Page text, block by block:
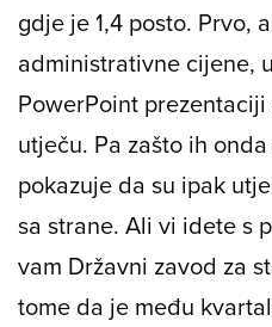
gdje je 1,4 posto. Prvo,
administrativne cijene,
PowerPoint
utječu. Pa zašto ih
pokazuje da su ipak
sa strane. Ali vi idete s
vam Državni zavod za
tome da je među